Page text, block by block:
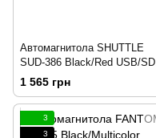
Автомагнитола SHUTTLE
SUD-386 Black/Red USB/SD
рессивер 184873
1 565 грн
3
3